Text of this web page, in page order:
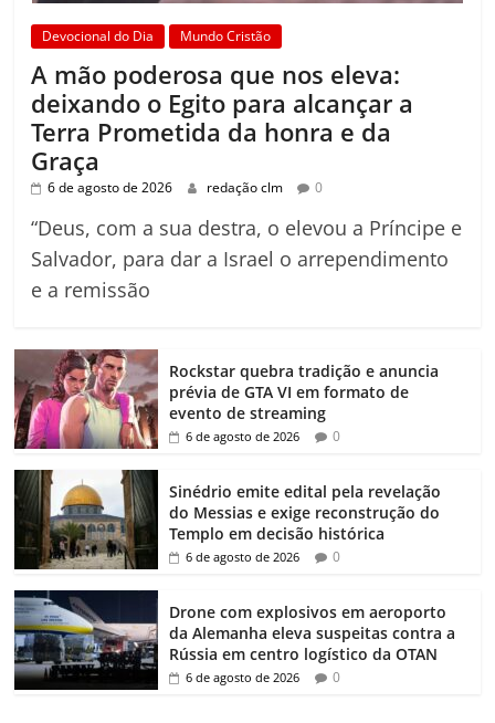
Devocional do Dia Mundo Cristão
A mão poderosa que nos eleva:
deixando o Egito para alcançar a
Terra Prometida da honra e da
Graça
6 de agosto de 2026 redação clm 0
“Deus, com a sua destra, o elevou a Príncipe e
Salvador, para dar a Israel o arrependimento
e a remissão
Rockstar quebra tradição e anuncia
prévia de GTA VI em formato de
evento de streaming
6 de agosto de 2026 0
Sinédrio emite edital pela revelação
do Messias e exige reconstrução do
Templo em decisão histórica
6 de agosto de 2026 0
Drone com explosivos em aeroporto
da Alemanha eleva suspeitas contra a
Rússia em centro logístico da OTAN
6 de agosto de 2026 0